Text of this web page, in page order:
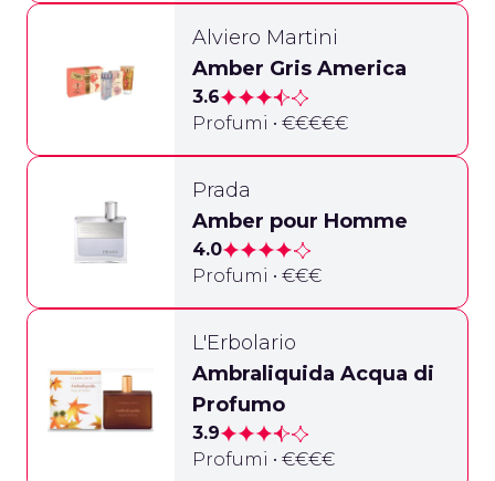
Alviero Martini
Amber Gris America
3.6
Profumi • €€€€€
Prada
Amber pour Homme
4.0
Profumi • €€€
L'Erbolario
Ambraliquida Acqua di
Profumo
3.9
Profumi • €€€€